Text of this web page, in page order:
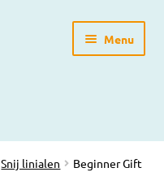
Menu
Snij linialen
Beginner Gift